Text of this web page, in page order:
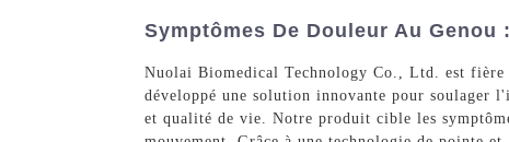
Symptômes De Douleur Au
Nuolai Biomedical Technology Co., Ltd. est fière
développé une solution innovante pour soulager
et qualité de vie. Notre produit cible les